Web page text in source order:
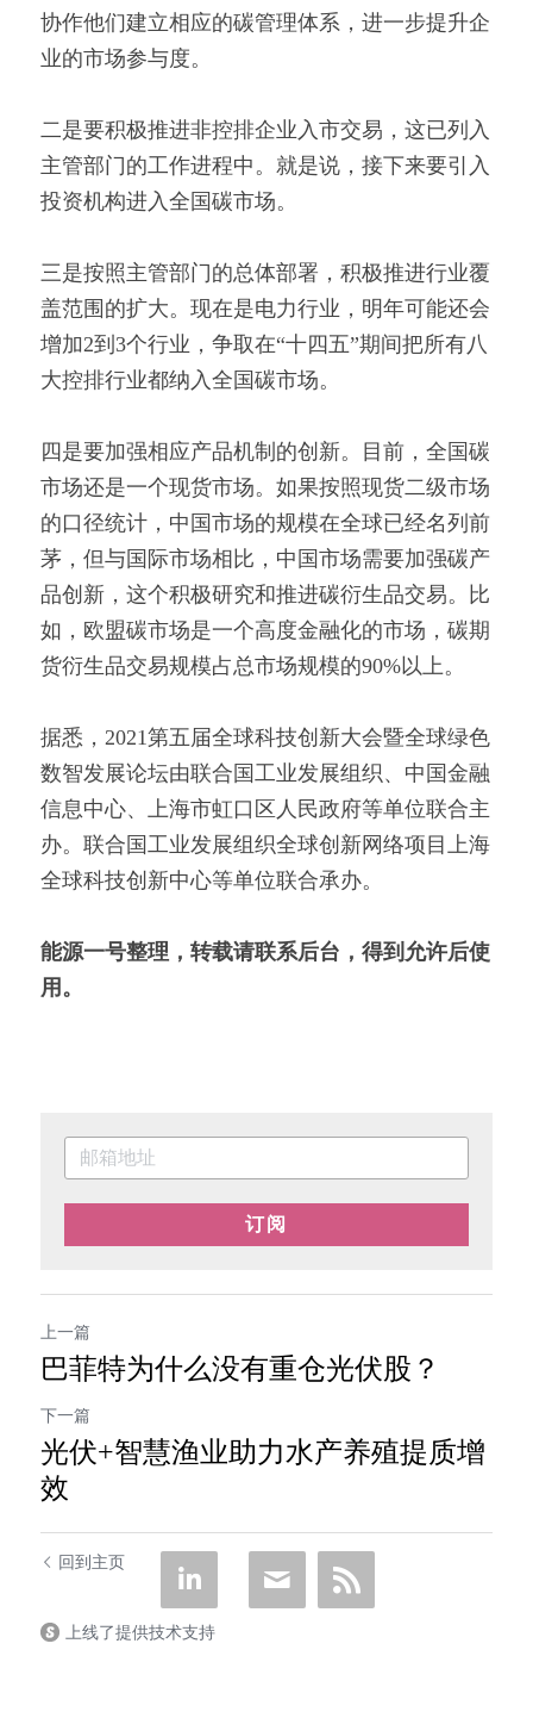
协作他们建立相应的碳管理体系，进一步提升企
业的市场参与度。
二是要积极推进非控排企业入市交易，这已列入
主管部门的工作进程中。就是说，接下来要引入
投资机构进入全国碳市场。
三是按照主管部门的总体部署，积极推进行业覆
盖范围的扩大。现在是电力行业，明年可能还会
增加2到3个行业，争取在“十四五”期间把所有八
大控排行业都纳入全国碳市场。
四是要加强相应产品机制的创新。目前，全国碳
市场还是一个现货市场。如果按照现货二级市场
的口径统计，中国市场的规模在全球已经名列前
茅，但与国际市场相比，中国市场需要加强碳产
品创新，这个积极研究和推进碳衍生品交易。比
如，欧盟碳市场是一个高度金融化的市场，碳期
货衍生品交易规模占总市场规模的90%以上。
据悉，2021第五届全球科技创新大会暨全球绿色
数智发展论坛由联合国工业发展组织、中国金融
信息中心、上海市虹口区人民政府等单位联合主
办。联合国工业发展组织全球创新网络项目上海
全球科技创新中心等单位联合承办。
能源一号整理，转载请联系后台，得到允许后使
用。
订阅
上一篇
巴菲特为什么没有重仓光伏股？
下一篇
光伏+智慧渔业助力水产养殖提质增
效
回到主页
上线了提供技术支持